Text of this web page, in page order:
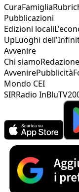
CuraFamiglia
Pubblicazioni
Edizioni locali
UpLuoghi
Avvenire
Chi siamoRedazione
AvvenirePubblicità
Mondo CEI
SIRRadio InBlu